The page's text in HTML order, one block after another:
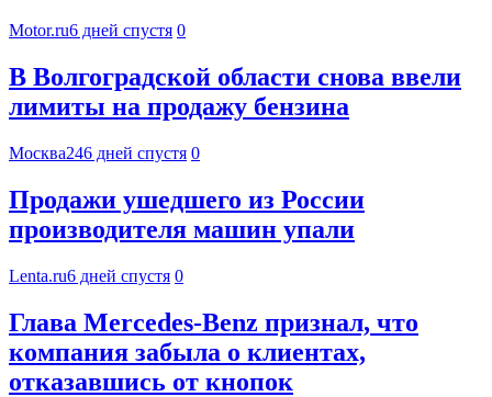
Motor.ru6 дней спустя 0
В Волгоградской области снова ввели
лимиты на продажу бензина
Москва246 дней спустя 0
Продажи ушедшего из России
производителя машин упали
Lenta.ru6 дней спустя 0
Глава Mercedes-Benz признал, что
компания забыла о клиентах,
отказавшись от кнопок